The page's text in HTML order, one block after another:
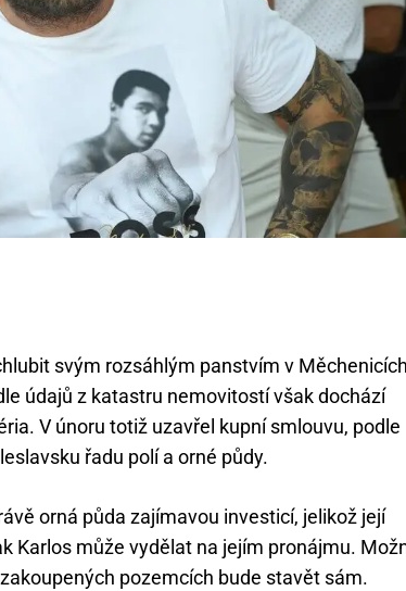
svým rozsáhlým panstvím v
údajů z katastru nemovitostí však dochází
V únoru totiž uzavřel kupní smlouvu, podle
řadu polí a orné půdy.
orná půda zajímavou investicí, jelikož její
Karlos může vydělat na jejím pronájmu.
pozemcích bude stavět sám.